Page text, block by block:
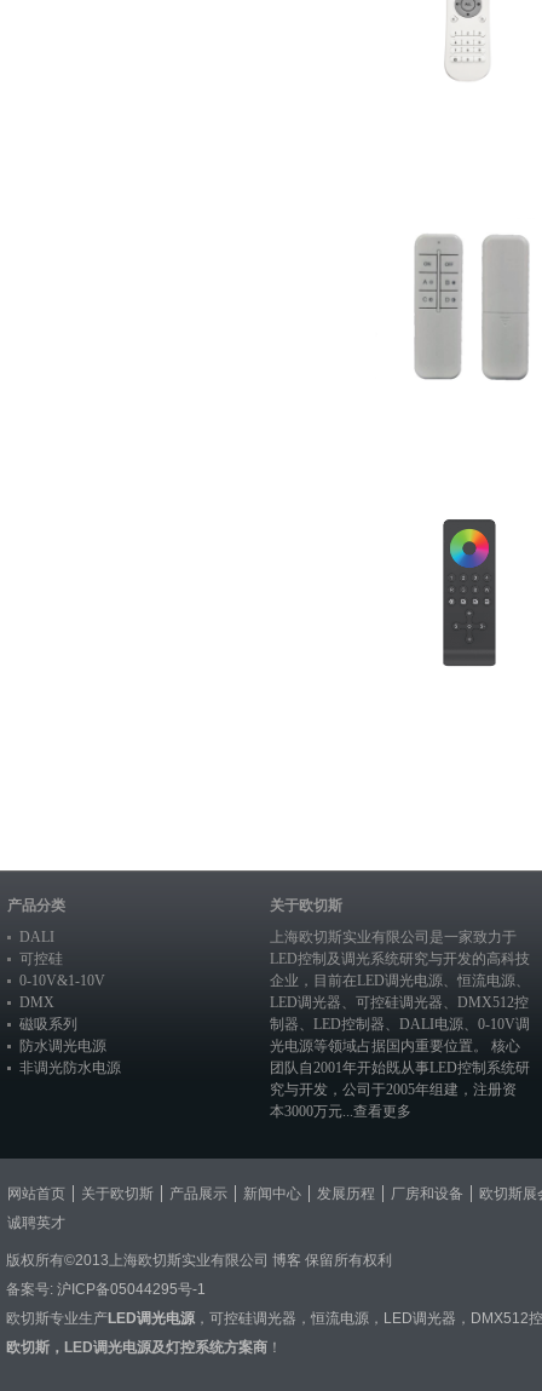
产品分类
DALI
可控硅
0-10V&1-10V
DMX
磁吸系列
防水调光电源
非调光防水电源
关于欧切斯
上海欧切斯实业有限公司是一家致力于
LED控制及调光系统研究与开发的高科技
企业，目前在LED调光电源、恒流电源、
LED调光器、 可控硅调光器、 DMX512控
制器、 LED控制器、 DALI电源、 0-10V调
光电源等领域占据国内重要位置。 核心
团队自2001年开始既从事LED控制系统研
究与开发，公司于2005年组建，注册资
本3000万元...查看更多
网站首页 关于欧切斯 产品展示 新闻中心 发展历程 厂房和设备
欧切斯展
诚聘英才
版权所有©2013上海欧切斯实业有限公司 博客 保留所有权利
备案号: 沪ICP备05044295号-1
欧切斯专业生产LED调光电源 ， 可控硅调光器 ， 恒流电源 ， LED调光器 ， DMX512
欧切斯，LED调光电源及灯控系统方案商 ！